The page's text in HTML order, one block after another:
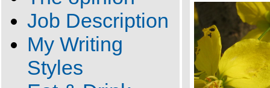
Job Description
My Writing
Styles